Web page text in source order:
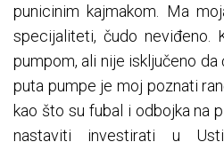
punicinim kajmakom. Ma
specijaliteti, čudo neviđeno.
pumpom, ali nije isključeno
puta pumpe je moj poznati
kao što su fubal i odbojka na
nastaviti investirati u